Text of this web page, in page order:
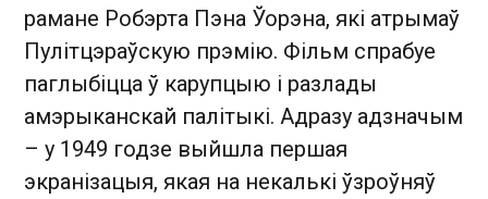
рамане Робэрта Пэна Ўорэна, які атрымаў
Пулітцэраўскую прэмію. Фільм спрабуе
паглыбіцца ў карупцыю і разлады
амэрыканскай палітыкі. Адразу адзначым
– у 1949 годзе выйшла першая
экранізацыя, якая на некалькі ўзроўняў